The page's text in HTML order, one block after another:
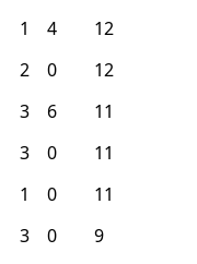
1 4
12
2 0
12
3 6
11
3 0
11
1 0
11
3 0
9